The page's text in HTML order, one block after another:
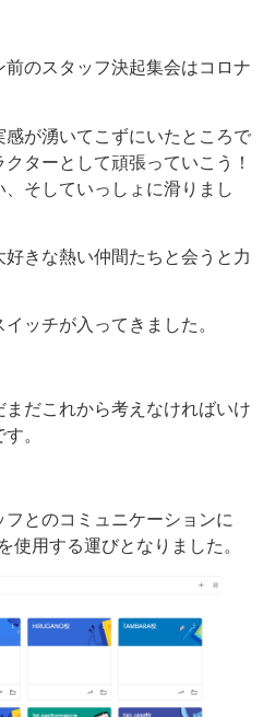
のスタッフ決起集会はコロナ
が湧いてこずにいたところで
ターとして頑張っていこう！
そしていっしょに滑りまし
きな熱い仲間たちと会うと力
ッチが入ってきました。
だこれから考えなければいけ
。
とのコミュニケーションに
用する運びとなりました。